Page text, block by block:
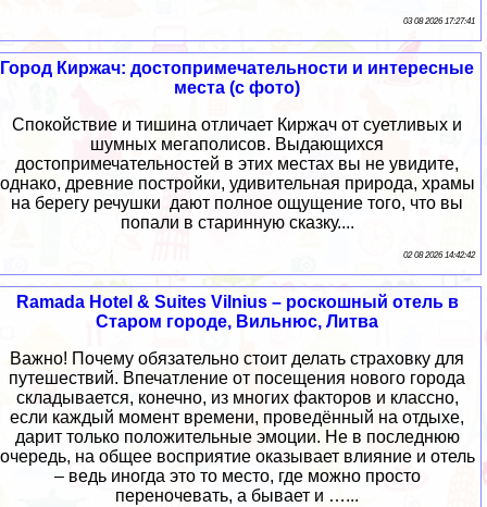
03 08 2026 17:27:41
Город Киржач: достопримечательности и интересные
места (с фото)
Спокойствие и тишина отличает Киржач от суетливых и
шумных мегаполисов. Выдающихся
достопримечательностей в этих местах вы не увидите,
однако, древние постройки, удивительная природа, храмы
на берегу речушки дают полное ощущение того, что вы
попали в старинную сказку....
02 08 2026 14:42:42
Ramada Hotel & Suites Vilnius – роскошный отель в
Старом городе, Вильнюс, Литва
Важно! Почему обязательно стоит делать страховку для
путешествий. Впечатление от посещения нового города
складывается, конечно, из многих факторов и классно,
если каждый момент времени, проведённый на отдыхе,
дарит только положительные эмоции. Не в последнюю
очередь, на общее восприятие оказывает влияние и отель
– ведь иногда это то место, где можно просто
переночевать, а бывает и …...